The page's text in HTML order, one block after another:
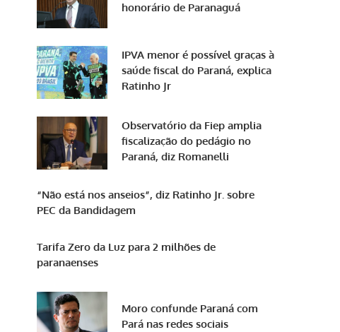
honorário de Paranaguá
IPVA menor é possível graças à
saúde fiscal do Paraná, explica
Ratinho Jr
Observatório da Fiep amplia
fiscalização do pedágio no
Paraná, diz Romanelli
“Não está nos anseios”, diz Ratinho Jr. sobre
PEC da Bandidagem
Tarifa Zero da Luz para 2 milhões de
paranaenses
Moro confunde Paraná com
Pará nas redes sociais